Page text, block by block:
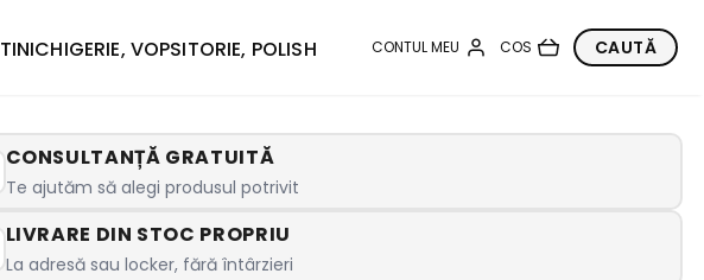
TINICHIGERIE, VOPSITORIE, POLISH
CONSULTANȚĂ GRATUITĂ
Te ajutăm să alegi produsul potrivit
LIVRARE DIN STOC PROPRIU
La adresă sau locker, fără întârzieri